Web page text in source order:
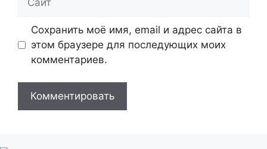
Сохранить моё имя, email и адрес сайта в
этом браузере для последующих моих
комментариев.